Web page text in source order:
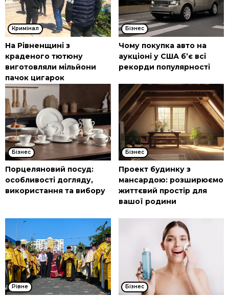
Кримінал
На Рівненщині з
краденого тютюну
виготовляли мільйони
пачок цигарок
Бізнес
Чому покупка авто на
аукціоні у США б’є всі
рекорди популярності
Бізнес
Порцеляновий посуд:
особливості догляду,
використання та вибору
Бізнес
Проект будинку з
мансардою: розширюємо
життєвий простір для
вашої родини
Рівне Бізнес